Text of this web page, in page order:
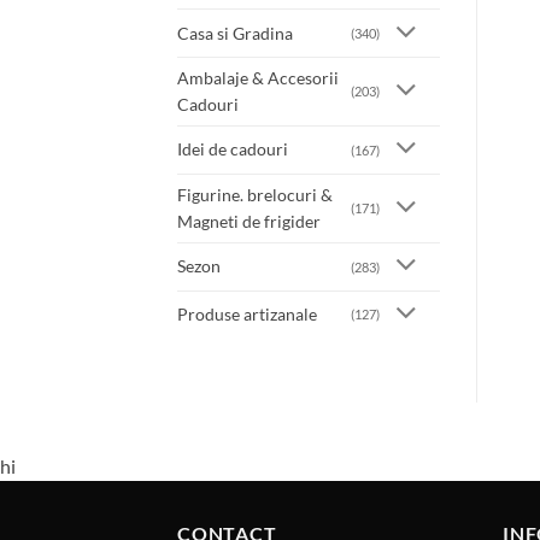
Casa si Gradina (340)
Ambalaje & Accesorii
Cadouri
(203)
Idei de cadouri (167)
Figurine. brelocuri &
Magneti de frigider
(171)
Sezon (283)
Produse artizanale (127)
hi
CONTACT